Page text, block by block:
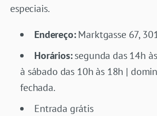
especiais.
Endereço:Marktgasse 67,
Horários:segunda das 14h
à sábado das 10h às 18h |
fechada.
Entrada grátis